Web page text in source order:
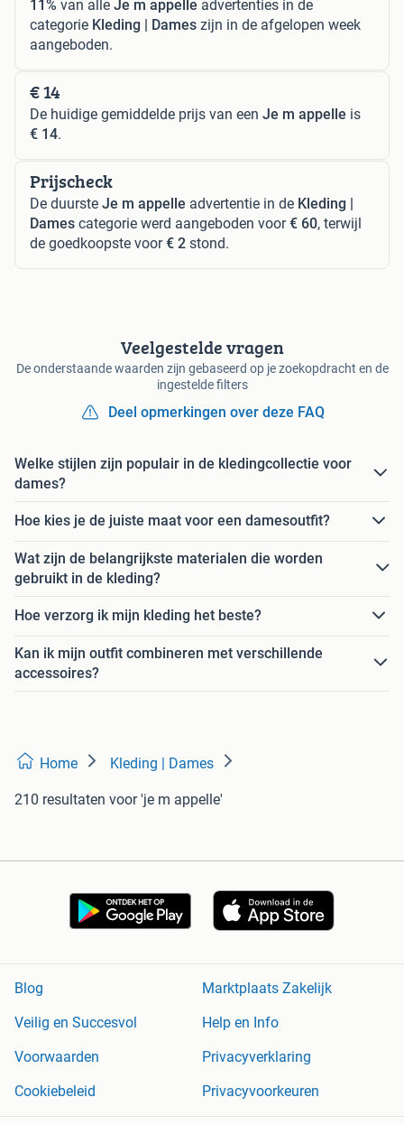
11% van alle Je m appelle advertenties in de
categorie Kleding | Dames zijn in de afgelopen week
aangeboden.
€ 14
De huidige gemiddelde prijs van een Je m appelle is
€ 14.
Prijscheck
De duurste Je m appelle advertentie in de Kleding |
Dames categorie werd aangeboden voor€ 60, terwijl
de goedkoopste voor€ 2 stond.
Veelgestelde vragen
De onderstaande waarden zijn gebaseerd op je zoekopdracht en de
ingestelde filters
Deel opmerkingen over deze FAQ
Welke stijlen zijn populair in de kledingcollectie voor
dames?
Hoe kies je de juiste maat voor een damesoutfit?
Wat zijn de belangrijkste materialen die worden
gebruikt in de kleding?
Hoe verzorg ik mijn kleding het beste?
Kan ik mijn outfit combineren met verschillende
accessoires?
Home Kleding | Dames
210 resultaten voor 'je m appelle'
Blog
Marktplaats Zakelijk
Veilig en Succesvol
Help en Info
Voorwaarden
Privacyverklaring
Cookiebeleid
Privacyvoorkeuren